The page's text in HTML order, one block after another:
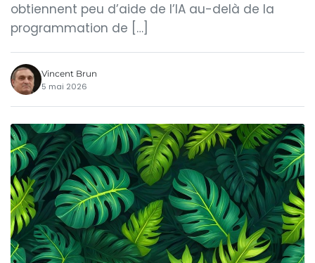
obtiennent peu d’aide de l’IA au-delà de la
programmation de […]
Vincent Brun
5 mai 2026